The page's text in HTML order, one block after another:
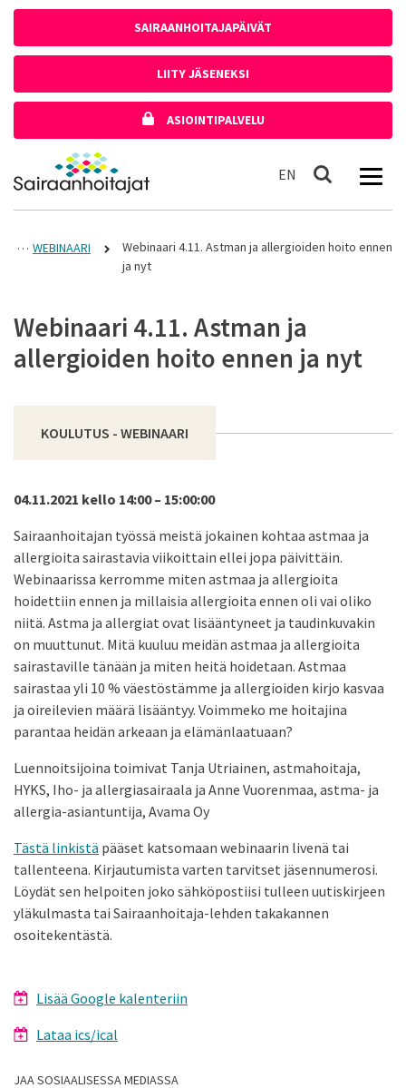
SAIRAANHOITAJAPÄIVÄT
LIITY JÄSENEKSI
ASIOINTIPALVELU
Etusivulle
EN In English
Haku
WEBINAARI
Webinaari 4.11. Astman ja allergioiden hoito ennen
ja nyt
Webinaari 4.11. Astman ja
allergioiden hoito ennen ja nyt
KOULUTUS - WEBINAARI
04.11.2021 kello 14:00 – 15:00:00
Sairaanhoitajan työssä meistä jokainen kohtaa astmaa ja
allergioita sairastavia viikoittain ellei jopa päivittäin.
Webinaarissa kerromme miten astmaa ja allergioita
hoidettiin ennen ja millaisia allergioita ennen oli vai oliko
niitä. Astma ja allergiat ovat lisääntyneet ja taudinkuvakin
on muuttunut. Mitä kuuluu meidän astmaa ja allergioita
sairastaville tänään ja miten heitä hoidetaan. Astmaa
sairastaa yli 10 % väestöstämme ja allergioiden kirjo kasvaa
ja oireilevien määrä lisääntyy. Voimmeko me hoitajina
parantaa heidän arkeaan ja elämänlaatuaan?
Luennoitsijoina toimivat Tanja Utriainen, astmahoitaja,
HYKS, Iho- ja allergiasairaala ja Anne Vuorenmaa, astma- ja
allergia-asiantuntija, Avama Oy
Tästä linkistä pääset katsomaan webinaarin livenä tai
tallenteena. Kirjautumista varten tarvitset jäsennumerosi.
Löydät sen helpoiten joko sähköpostiisi tulleen uutiskirjeen
yläkulmasta tai Sairaanhoitaja-lehden takakannen
osoitekentästä.
Lisää Google kalenteriin
Lataa ics/ical
JAA SOSIAALISESSA MEDIASSA